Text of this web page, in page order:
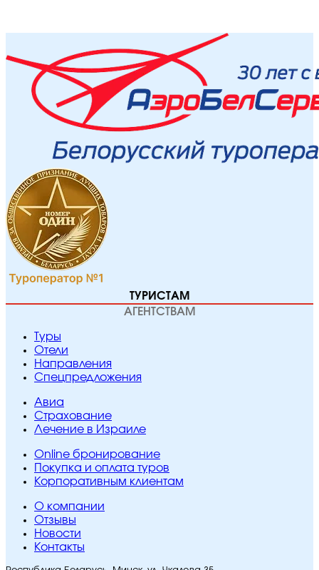
ТУРИСТАМ
АГЕНТСТВАМ
Туры
Отели
Направления
Спецпредложения
Авиа
Страхование
Лечение в Израиле
Online бронирование
Покупка и оплата туров
Корпоративным клиентам
O компании
Отзывы
Новости
Контакты